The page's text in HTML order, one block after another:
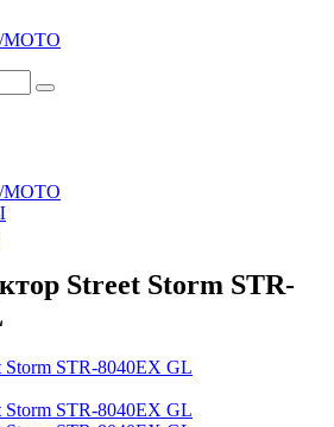
МОТО
МОТО
Street Storm STR-